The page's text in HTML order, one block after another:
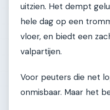
uitzien. Het dempt
hele dag op een
vloer, en biedt een
valpartijen.
Voor peuters die net
onmisbaar. Maar het